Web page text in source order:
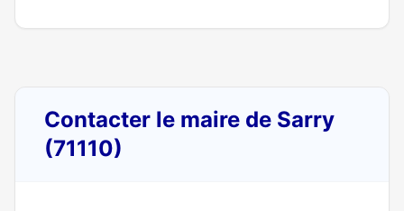
Contacter le maire de Sarry
(71110)